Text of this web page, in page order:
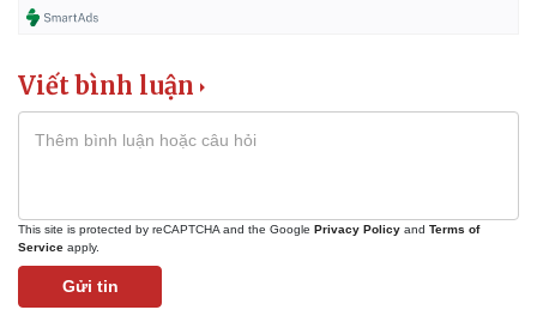
Viết bình luận
This site is protected by reCAPTCHA and the Google Privacy Policy and Terms of
Service apply.
Gửi tin